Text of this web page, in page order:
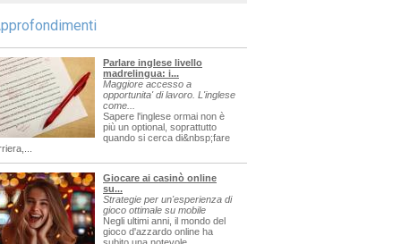
Parlare inglese livello
madrelingua: i...
Maggiore accesso a
opportunita' di lavoro. L'inglese
come...
Sapere l'inglese ormai non è
più un optional, soprattutto
quando si cerca di&nbsp;fare
Giocare ai casinò online
su...
Strategie per un'esperienza di
gioco ottimale su mobile
Negli ultimi anni, il mondo del
gioco d'azzardo online ha